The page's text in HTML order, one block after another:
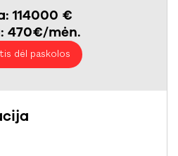
114000 €
470€/mėn.
dėl paskolos